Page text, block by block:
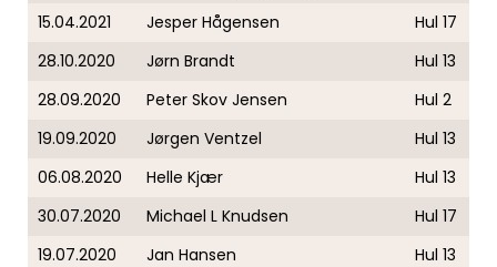
15.04.2021
Jesper Hågensen
Hul 17
28.10.2020
Jørn Brandt
Hul 13
28.09.2020
Peter Skov Jensen
Hul 2
19.09.2020
Jørgen Ventzel
Hul 13
06.08.2020
Helle Kjær
Hul 13
30.07.2020
Michael L Knudsen
Hul 17
19.07.2020
Jan Hansen
Hul 13